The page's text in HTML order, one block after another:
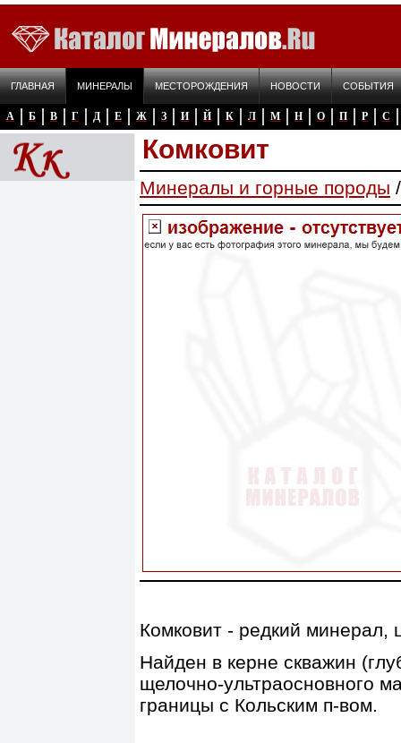
ГЛАВНАЯ МИНЕРАЛЫ МЕСТОРОЖДЕНИЯ НОВОСТИ СОБЫТИЯ
А Б В Г Д Е Ж З И Й К Л М Н О П Р С
Комковит
Минералы и горные породы
Комковит - редкий минерал,
Найден в керне скважин
щелочно-ультраосновного
границы с Кольским п-вом.